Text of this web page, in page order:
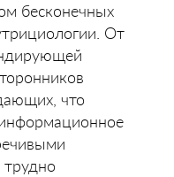
бесконечных
От
что